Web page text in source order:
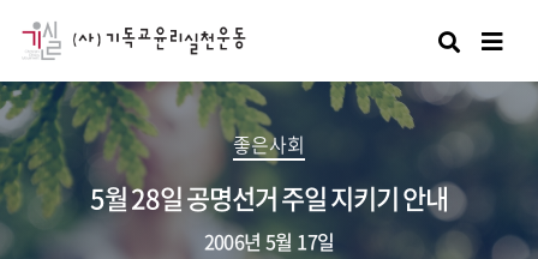
검색
좋은사회
5월 28일 공명선거 주일 지키기 안내
2006년 5월 17일